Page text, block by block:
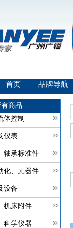
首页 品牌导航
有商品
体控制
仪表
轴承标准件
化、元器件
设备
机床附件
科学仪器